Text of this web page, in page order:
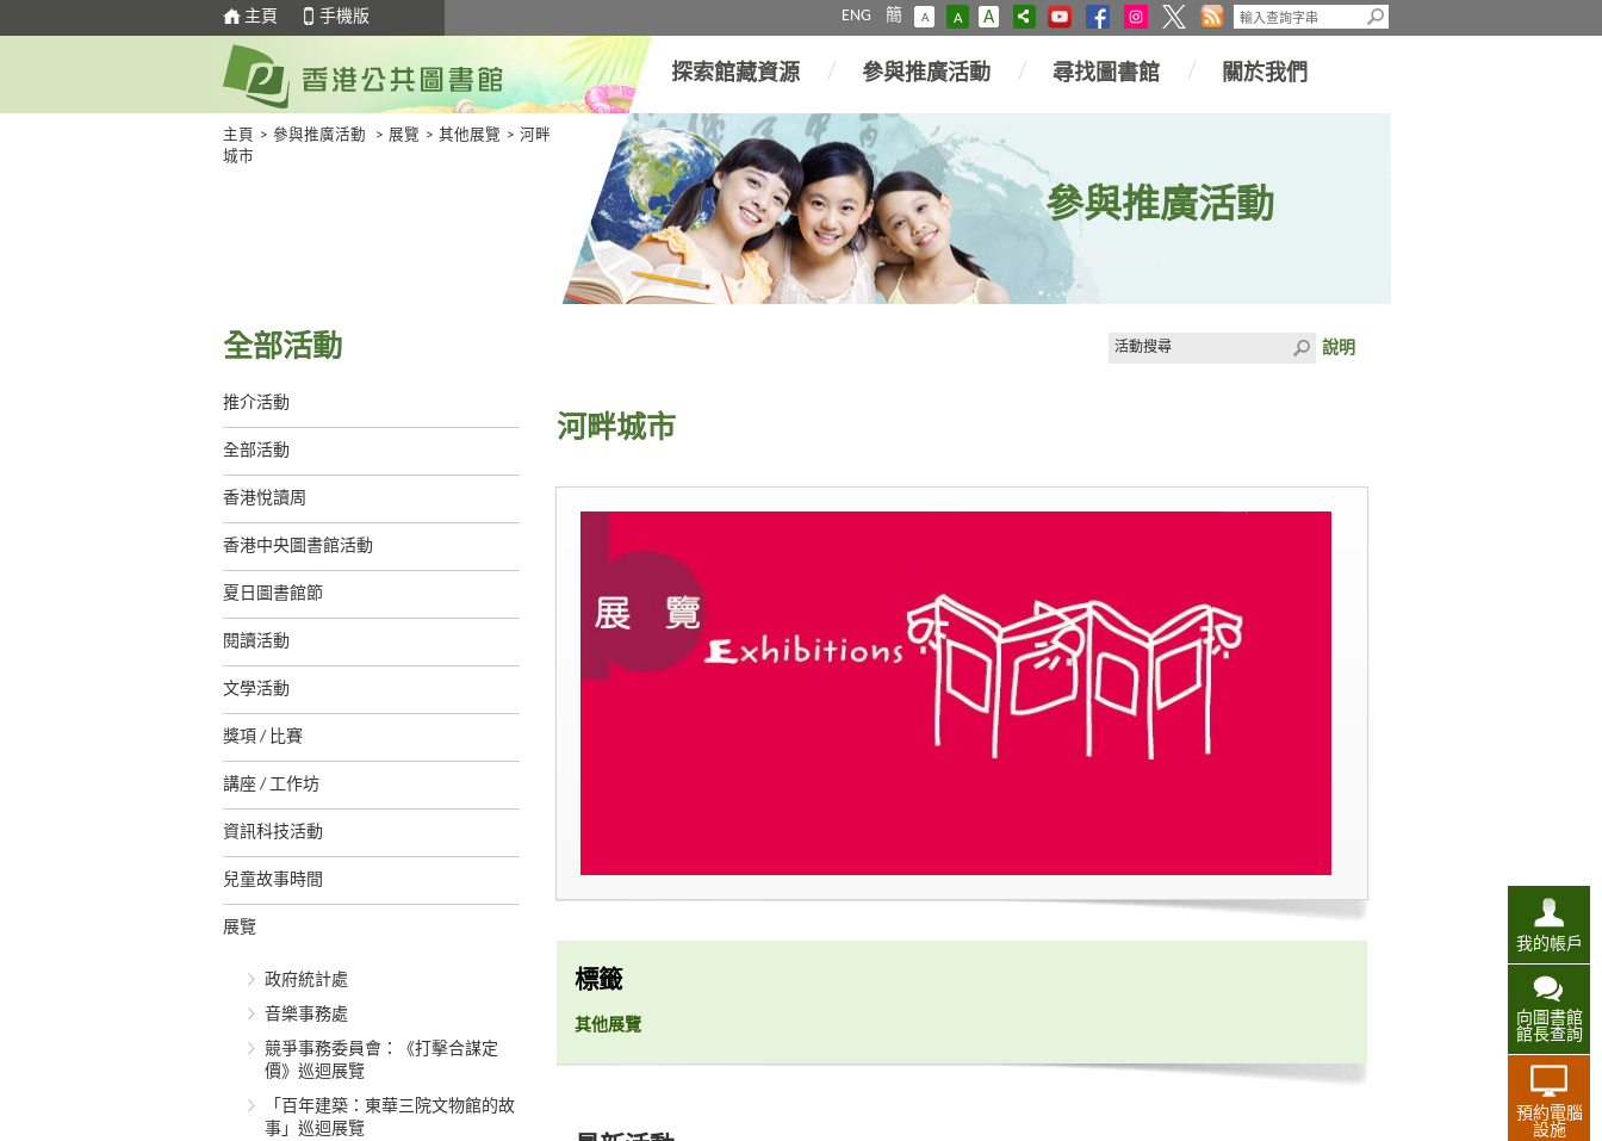
主頁 手機版 ENG 簡 A A A
我的帳戶
向圖書館
館長查詢
預約電腦
設施
探索館藏資源 參與推廣活動 尋找圖書館 關於我們
主頁 > 參與推廣活動 > 展覽 > 其他展覽 > 河畔
城市
參與推廣活動
全部活動
推介活動
全部活動
香港悅讀周
香港中央圖書館活動
夏日圖書館節
閱讀活動
文學活動
獎項 / 比賽
講座 / 工作坊
資訊科技活動
兒童故事時間
展覽
政府統計處
音樂事務處
競爭事務委員會：《打擊合謀定
價》巡迴展覽
「百年建築：東華三院文物館的故
事」巡迴展覽
說明
河畔城市
標籤
其他展覽